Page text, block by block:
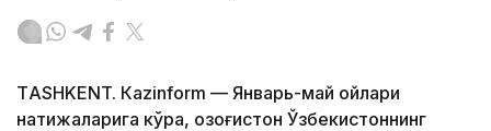
ТASHKENT. Кazinform — Январь-май ойлари
натижаларига кўра, Қозоғистон Ўзбекистоннинг